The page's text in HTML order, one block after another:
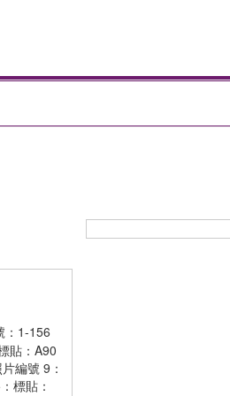
：1-156
貼：A90
編號 9：
標貼：